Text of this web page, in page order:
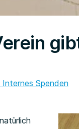
Internes Spenden